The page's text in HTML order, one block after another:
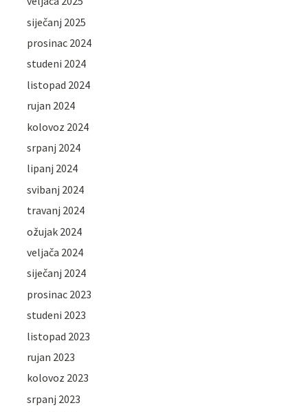
siječanj 2025
prosinac 2024
studeni 2024
listopad 2024
rujan 2024
kolovoz 2024
srpanj 2024
lipanj 2024
svibanj 2024
travanj 2024
ožujak 2024
veljača 2024
siječanj 2024
prosinac 2023
studeni 2023
listopad 2023
rujan 2023
kolovoz 2023
srpanj 2023